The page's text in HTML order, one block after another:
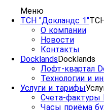
Меню
ТСН "Докландс 1"
О компании
Новости
Контакты
DocklandsDocklands
Лофт-квартал
Технологии и
Услуги и тарифы
Счета-фактуры
Часы приёма